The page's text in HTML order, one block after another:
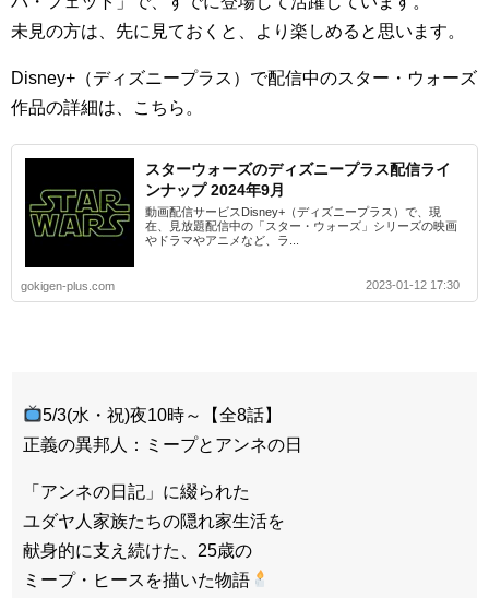
未見の方は、先に見ておくと、より楽しめると思います。
Disney+（ディズニープラス）で配信中のスター・ウォーズ
作品の詳細は、こちら。
スターウォーズのディズニープラス配信ライ
ンナップ 2024年9月
動画配信サービスDisney+（ディズニープラス）で、現
在、見放題配信中の「スター・ウォーズ」シリーズの映画
やドラマやアニメなど、ラ...
gokigen-plus.com 2023-01-12 17:30
5/3(水・祝)夜10時～【全8話】
正義の異邦人：ミープとアンネの日
「アンネの日記」に綴られた
ユダヤ人家族たちの隠れ家生活を
献身的に支え続けた、25歳の
ミープ・ヒースを描いた物語